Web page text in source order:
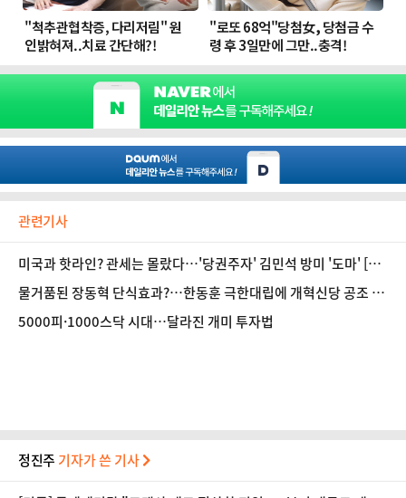
관련기사
미국과 핫라인? 관세는 몰랐다…'당권주자' 김민석 방미 '도마' [정
국 기상대]
물거품된 장동혁 단식효과?…한동훈 극한대립에 개혁신당 공조 냉
각
5000피·1000스닥 시대…달라진 개미 투자법
정진주 기자가 쓴 기사